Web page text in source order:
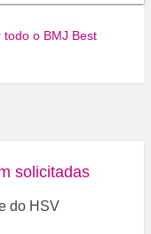
o BMJ Best
solicitadas
do HSV